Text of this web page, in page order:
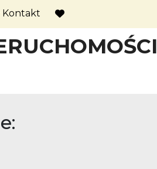
Kontakt
favorite